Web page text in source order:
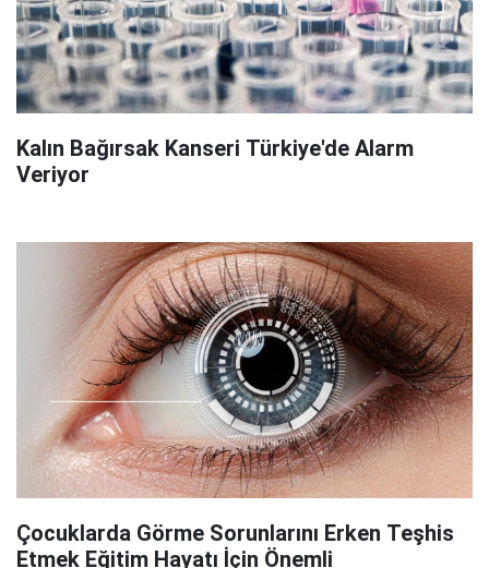
Kalın Bağırsak Kanseri Türkiye'de Alarm
Veriyor
Çocuklarda Görme Sorunlarını Erken Teşhis
Etmek Eğitim Hayatı İçin Önemli